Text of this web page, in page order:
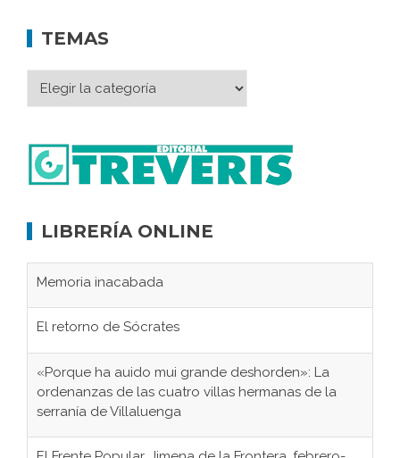
TEMAS
LIBRERÍA ONLINE
Memoria inacabada
El retorno de Sócrates
«Porque ha auido mui grande deshorden»: La
ordenanzas de las cuatro villas hermanas de la
serranía de Villaluenga